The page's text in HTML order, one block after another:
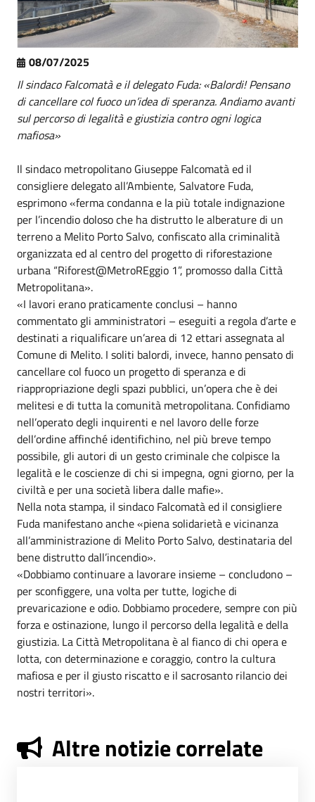
08/07/2025
Il sindaco Falcomatà e il delegato Fuda: «Balordi! Pensano
di cancellare col fuoco un’idea di speranza. Andiamo avanti
sul percorso di legalità e giustizia contro ogni logica
mafiosa»
Il sindaco metropolitano Giuseppe Falcomatà ed il
consigliere delegato all’Ambiente, Salvatore Fuda,
esprimono «ferma condanna e la più totale indignazione
per l’incendio doloso che ha distrutto le alberature di un
terreno a Melito Porto Salvo, confiscato alla criminalità
organizzata ed al centro del progetto di riforestazione
urbana “Riforest@MetroREggio 1”, promosso dalla Città
Metropolitana».
«I lavori erano praticamente conclusi – hanno
commentato gli amministratori – eseguiti a regola d’arte e
destinati a riqualificare un’area di 12 ettari assegnata al
Comune di Melito. I soliti balordi, invece, hanno pensato di
cancellare col fuoco un progetto di speranza e di
riappropriazione degli spazi pubblici, un’opera che è dei
melitesi e di tutta la comunità metropolitana. Confidiamo
nell’operato degli inquirenti e nel lavoro delle forze
dell’ordine affinché identifichino, nel più breve tempo
possibile, gli autori di un gesto criminale che colpisce la
legalità e le coscienze di chi si impegna, ogni giorno, per la
civiltà e per una società libera dalle mafie».
Nella nota stampa, il sindaco Falcomatà ed il consigliere
Fuda manifestano anche «piena solidarietà e vicinanza
all’amministrazione di Melito Porto Salvo, destinataria del
bene distrutto dall’incendio».
«Dobbiamo continuare a lavorare insieme – concludono –
per sconfiggere, una volta per tutte, logiche di
prevaricazione e odio. Dobbiamo procedere, sempre con più
forza e ostinazione, lungo il percorso della legalità e della
giustizia. La Città Metropolitana è al fianco di chi opera e
lotta, con determinazione e coraggio, contro la cultura
mafiosa e per il giusto riscatto e il sacrosanto rilancio dei
nostri territori».
Altre notizie correlate